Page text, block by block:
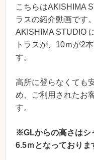
こちらはAKISHIMA
ラスの紹介動画です。
AKISHIMA STUDIO
トラスが、10ｍが2
す。
高所に登らなくても
め、ご利用されたお
す。
※GLからの高さはシ
6.5ｍとなっておりま